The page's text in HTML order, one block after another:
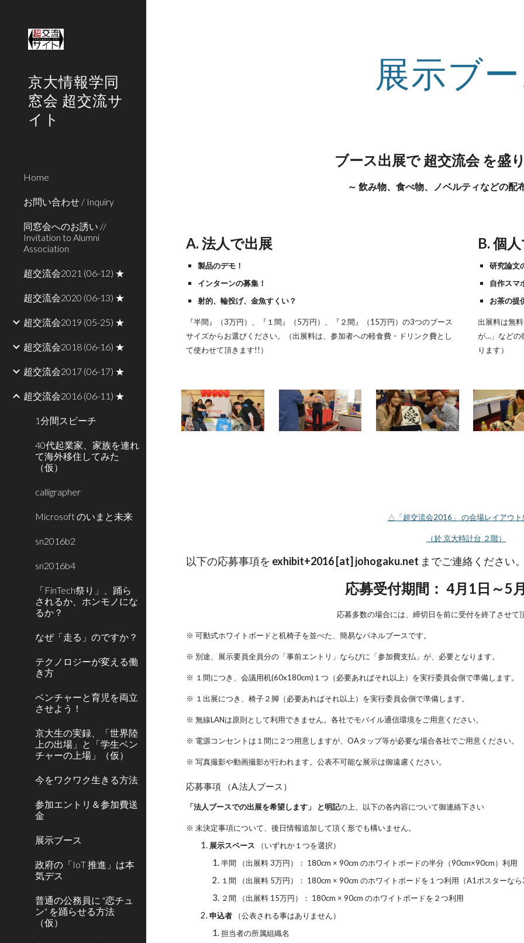
京大情報学同
窓会 超交流サ
イト
Home
お問い合わせ / Inquiry
同窓会へのお誘い //
Invitation to Alumni
Association
超交流会2021 (06-12) ★
超交流会2020 (06-13) ★
超交流会2019 (05-25) ★
超交流会2018 (06-16) ★
超交流会2017 (06-17) ★
超交流会2016 (06-11) ★
1分間スピーチ
40代起業家、家族を連れ
て海外移住してみた
（仮）
calligrapher
Microsoft のいまと未来
sn2016b2
sn2016b4
「FinTech祭り」、踊ら
されるか、ホンモノにな
るか？
なぜ「走る」のですか？
テクノロジーが変える働
き方
ベンチャーと育児を両立
させよう！
京大生の実録、「世界陸
上の出場」と「学生ベン
チャーの上場」（仮）
今をワクワク生きる方法
参加エントリ＆参加費送
金
展示ブース
政府の「IoT 推進」は本
気デス
普通の公務員に "恋チュ
ン" を踊らせる方法
（仮）
展示ブ
ブース出展で 超交流会 を盛
～ 飲み物、食べ物、ノベルティなどの配
A. 法人で出展
製品のデモ！
インターンの募集！
射的、輪投げ、金魚すくい？
『半間』（3万円）、『１間』（5万円）、『２間』（15万円）の3つのブース
サイズからお選びください。（出展料は、参加者への軽食費・ドリンク費とし
て使わせて頂きます!!）
B. 個
研究論文
自作スマ
お茶の提
出展料は無
が…」などの
ります）
△「超交流会2016」 の会場レイアウ
（於 京大時計台 ２階）
以下の応募事項を exhibit+2016 [at] johogaku.net までご連絡ください。
応募受付期間： 4月1日～5
応募多数の場合には、締切日を前に受付を終了させて
※ 可動式ホワイトボードと机椅子を並べた、簡易なパネルブースです。
※ 別途、展示要員全員分の「事前エントリ」ならびに「参加費支払」が、必要となります。
※ １間につき、会議用机(60x180cm)１つ（必要あればそれ以上）を実行委員会側で準備します。
※ １出展につき、椅子２脚（必要あればそれ以上）を実行委員会側で準備します。
※ 無線LANは原則として利用できません。各社でモバイル通信環境をご用意ください。
※ 電源コンセントは１間に２つ用意しますが、OAタップ等が必要な場合各社でご用意ください。
※ 写真撮影や動画撮影が行われます。公表不可能な展示は御遠慮ください。
応募事項 （A.法人ブース）
「法人ブースでの出展を希望します」 と明記の上、以下の各内容について御連絡下さい
※ 未決定事項について、後日情報追加して頂く形でも構いません。
展示スペース （いずれか１つを選択）
半間 （出展料 3万円）： 180cm × 90cm のホワイトボードの半分（90cm×90cm）利用
１間 （出展料 5万円）： 180cm × 90cm のホワイトボードを１つ利用（A1ポスターなら
２間 （出展料 15万円）： 180cm × 90cm のホワイトボードを２つ利用
申込者 （公表される事はありません）
担当者の所属組織名